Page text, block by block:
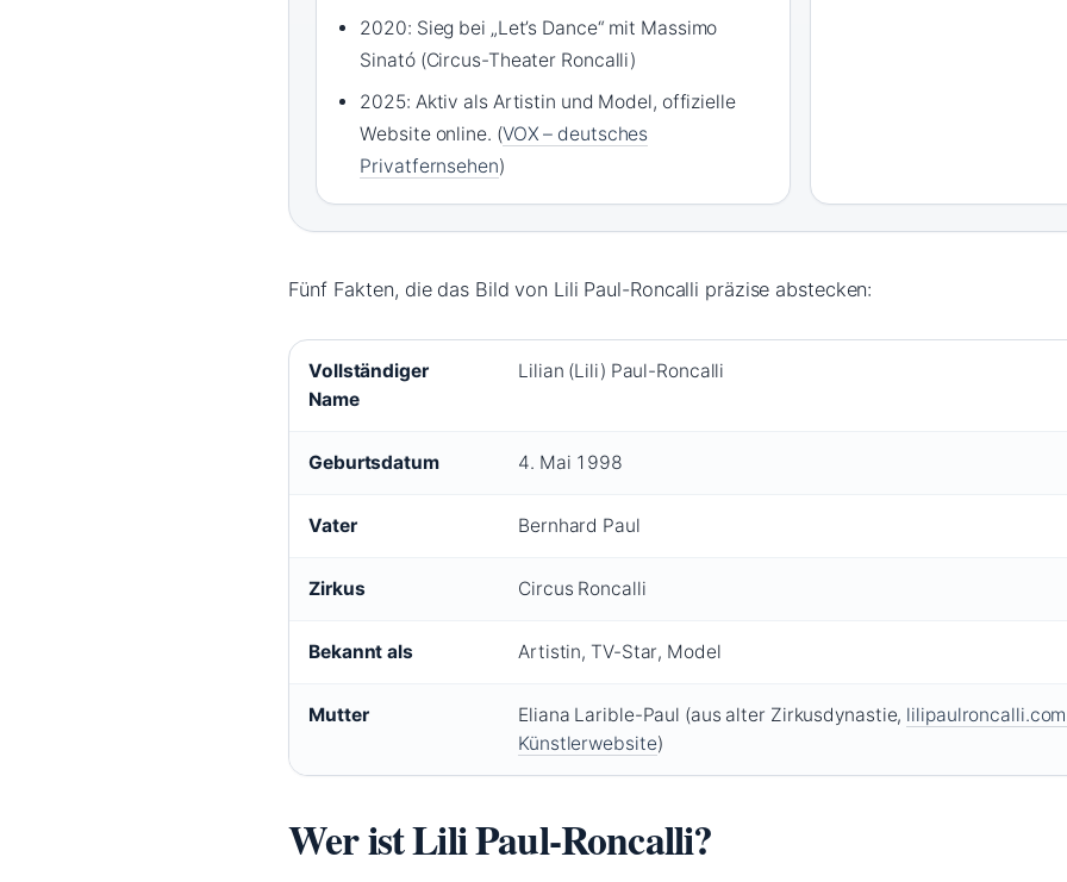
2020: Sieg bei „Let’s Dance“ mit Massimo
Sinató (Circus-Theater Roncalli)
2025: Aktiv als Artistin und Model, offizielle
Website online. (VOX – deutsches
Privatfernsehen)
Fünf Fakten, die das Bild von Lili Paul-Roncalli präzise abstecken:
Vollständiger
Name
Lilian (Lili) Paul-Roncalli
Geburtsdatum 4. Mai 1998
Vater Bernhard Paul
Zirkus Circus Roncalli
Bekannt als Artistin, TV-Star, Model
Mutter Eliana Larible-Paul (aus alter Zirkusdynastie,
Künstlerwebsite)
Wer ist Lili Paul-Roncalli?